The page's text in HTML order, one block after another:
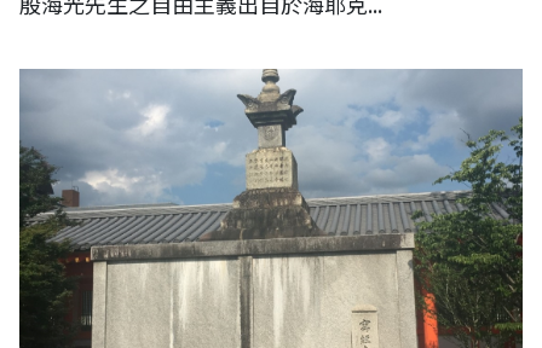
（圖片說明：日本京都三十三間堂，寫經奉納塔。）